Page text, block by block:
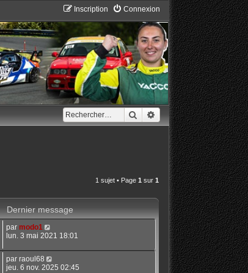
Connexion
Inscription
RechercherRecherche avancée
1 sujet • Page 1 sur 1
Dernier message
par modo1
lun. 3 mai 2021 18:01
par raoul68
jeu. 6 nov. 2025 02:45